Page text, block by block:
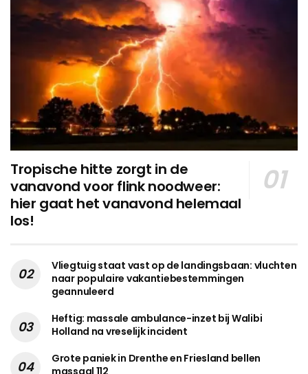
Tropische hitte zorgt in de
vanavond voor flink noodweer:
hier gaat het vanavond helemaal
los!
Vliegtuig staat vast op de landingsbaan: vluchten
naar populaire vakantiebestemmingen
geannuleerd
Heftig: massale ambulance-inzet bij Walibi
Holland na vreselijk incident
Grote paniek in Drenthe en Friesland bellen
massaal 112